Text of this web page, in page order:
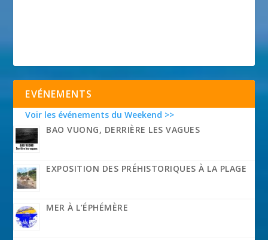
EVÉNEMENTS
Voir les événements du Weekend >>
BAO VUONG, DERRIÈRE LES VAGUES
EXPOSITION DES PRÉHISTORIQUES À LA PLAGE
MER À L’ÉPHÉMÈRE